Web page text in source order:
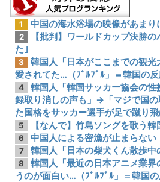
1 中国の海水浴場の映像があまり
2
【批判】ワールドカップ決勝
た｣
3
韓国人「日本がここまでの観
愛されてた…（ﾌﾞﾙﾌﾞﾙ」＝韓国の
4
韓国人「韓国サッカー協会の
録取り消しの声も」→「マジで国
た国格をサッカー選手が足で蹴り飛
5 【なんで】竹島ソングを歌う
6 中国人による密漁が止まらない
7 韓国人「日本の柴犬くん散歩中
8
韓国人「最近の日本アニメ業
うのが面白い…（ﾌﾞﾙﾌﾞﾙ」＝韓国